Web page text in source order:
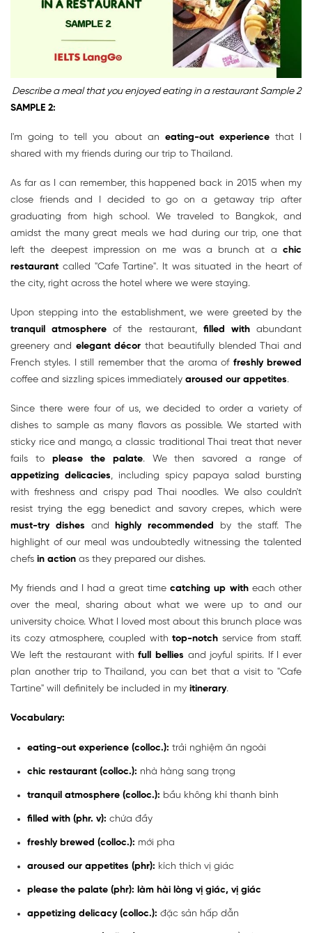
Describe a meal that you enjoyed eating in a restaurant Sample 2
SAMPLE 2:
I'm going to tell you about an eating-out experiencethat I
shared with my friends during our trip to Thailand.
As far as I can remember, this happened back in 2015 when my
close friends and I decided to go on a getaway trip after
graduating from high school. We traveled to Bangkok, and
amidst the many great meals we had during our trip, one that
left the deepest impression on me was a brunch at a chic
restaurant called "Cafe Tartine". It was situated in the heart of
the city, right across the hotel where we were staying.
Upon stepping into the establishment, we were greeted by the
tranquil atmosphereof the restaurant, filled withabundant
greenery and elegant décor that beautifully blended Thai and
French styles. I still remember that the aroma of freshly brewed
coffee and sizzling spices immediately aroused our appetites.
Since there were four of us, we decided to order a variety of
dishes to sample as many flavors as possible. We started with
sticky rice and mango, a classic traditional Thai treat that never
fails to please the palate. We then savored a range of
appetizing delicacies, including spicy papaya salad bursting
with freshness and crispy pad Thai noodles. We also couldn't
resist trying the egg benedict and savory crepes, which were
must-try dishes andhighly recommended by the staff. The
highlight of our meal was undoubtedly witnessing the talented
chefs in action as they prepared our dishes.
My friends and I had a great timecatching up with each other
over the meal, sharing about what we were up to and our
university choice. What I loved most about this brunch place was
its cozy atmosphere, coupled withtop-notch service from staff.
We left the restaurant with full bellies and joyful spirits. If I ever
plan another trip to Thailand, you can bet that a visit to "Cafe
Tartine" will definitely be included in my itinerary.
Vocabulary:
eating-out experience (colloc.): trải nghiệm ăn ngoài
chic restaurant (colloc.): nhà hàng sang trọng
tranquil atmosphere (colloc.): bầu không khí thanh bình
filled with (phr. v): chứa đầy
freshly brewed (colloc.): mới pha
aroused our appetites (phr): kích thích vị giác
please the palate (phr): làm hài lòng vị giác, vị giác
appetizing delicacy (colloc.): đặc sản hấp dẫn